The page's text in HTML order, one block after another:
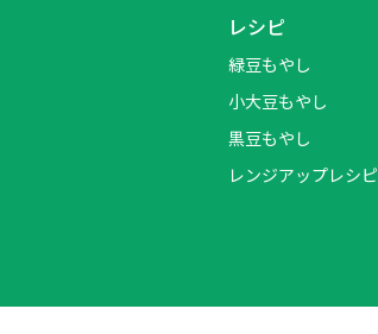
レシピ
緑豆もやし
小大豆もやし
黒豆もやし
レンジアップレシピ